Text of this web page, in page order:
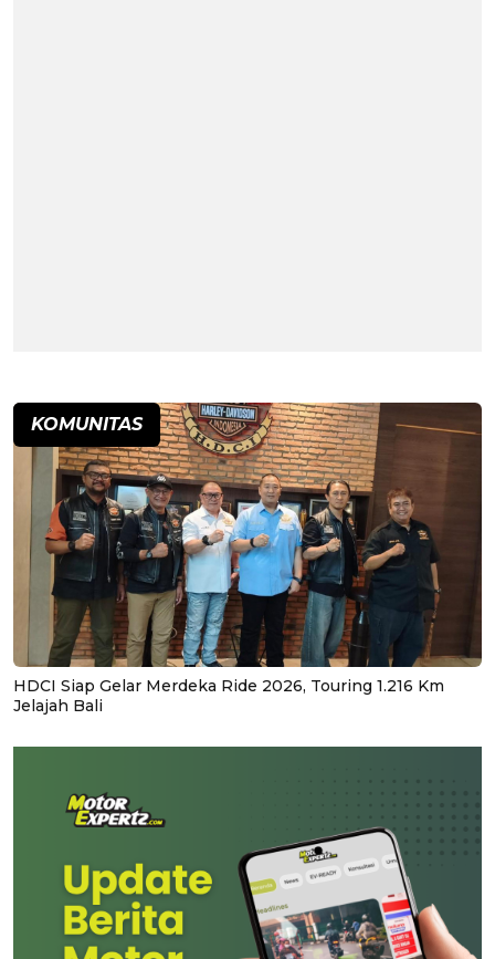
KOMUNITAS
HDCI Siap Gelar Merdeka Ride 2026, Touring 1.216 Km
Jelajah Bali